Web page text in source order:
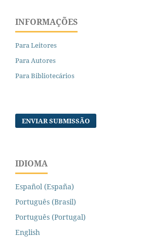
INFORMAÇÕES
Para Leitores
Para Autores
Para Bibliotecários
ENVIAR SUBMISSÃO
IDIOMA
Español (España)
Português (Brasil)
Português (Portugal)
English